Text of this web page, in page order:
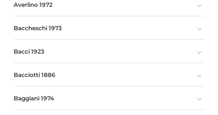
Averlino 1972
Baccheschi 1973
Bacci 1923
Bacciotti 1886
Baggiani 1974